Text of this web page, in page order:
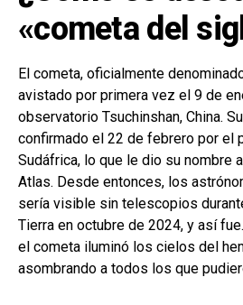
«cometa del
El cometa, oficialmente
avistado por primera vez el 9 de
observatorio Tsuchinshan, China.
confirmado el 22 de febrero por el
Sudáfrica, lo que le dio su nombre
Atlas. Desde entonces, los
sería visible sin telescopios
Tierra en octubre de 2024, y así
el cometa iluminó los cielos del
asombrando a todos los que